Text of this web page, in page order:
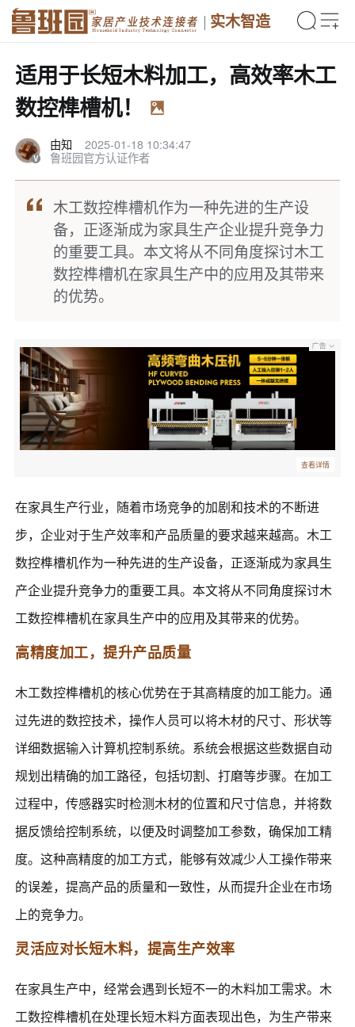
实木智造
适用于长短木料加工，高效率木工
数控榫槽机！
由知
2025-01-18 10:34:47
鲁班园官方认证作者
木工数控榫槽机作为一种先进的生产设
备，正逐渐成为家具生产企业提升竞争力
的重要工具。本文将从不同角度探讨木工
数控榫槽机在家具生产中的应用及其带来
的优势。
查看详情
在家具生产行业，随着市场竞争的加剧和技术的不断进
步，企业对于生产效率和产品质量的要求越来越高。木工
数控榫槽机作为一种先进的生产设备，正逐渐成为家具生
产企业提升竞争力的重要工具。本文将从不同角度探讨木
工数控榫槽机在家具生产中的应用及其带来的优势。
高精度加工，提升产品质量
木工数控榫槽机的核心优势在于其高精度的加工能力。通
过先进的数控技术，操作人员可以将木材的尺寸、形状等
详细数据输入计算机控制系统。系统会根据这些数据自动
规划出精确的加工路径，包括切割、打磨等步骤。在加工
过程中，传感器实时检测木材的位置和尺寸信息，并将数
据反馈给控制系统，以便及时调整加工参数，确保加工精
度。这种高精度的加工方式，能够有效减少人工操作带来
的误差，提高产品的质量和一致性，从而提升企业在市场
上的竞争力。
灵活应对长短木料，提高生产效率
在家具生产中，经常会遇到长短不一的木料加工需求。木
工数控榫槽机在处理长短木料方面表现出色，为生产带来